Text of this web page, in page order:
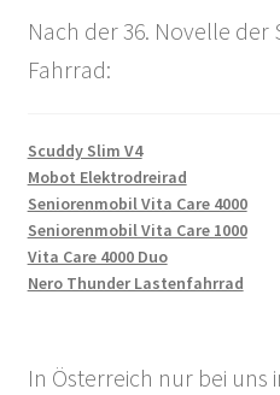
Nach der 36. Novelle der
Fahrrad:
Scuddy Slim V4
Mobot Elektrodreirad
Seniorenmobil Vita Care 4000
Seniorenmobil Vita Care 1000
Vita Care 4000 Duo
Nero Thunder Lastenfahrrad
In Österreich nur bei uns